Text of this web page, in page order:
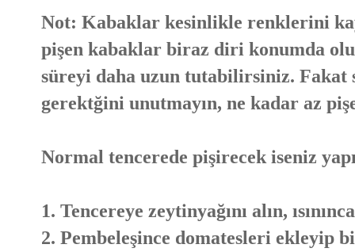
Not: Kabaklar kesinlikle renklerini
pişen kabaklar biraz diri konumda
süreyi daha uzun tutabilirsiniz. Fakat
gerektğini unutmayın, ne kadar az
Normal tencerede pişirecek iseniz
1. Tencereye zeytinyağını alın,
2. Pembeleşince domatesleri ekleyip